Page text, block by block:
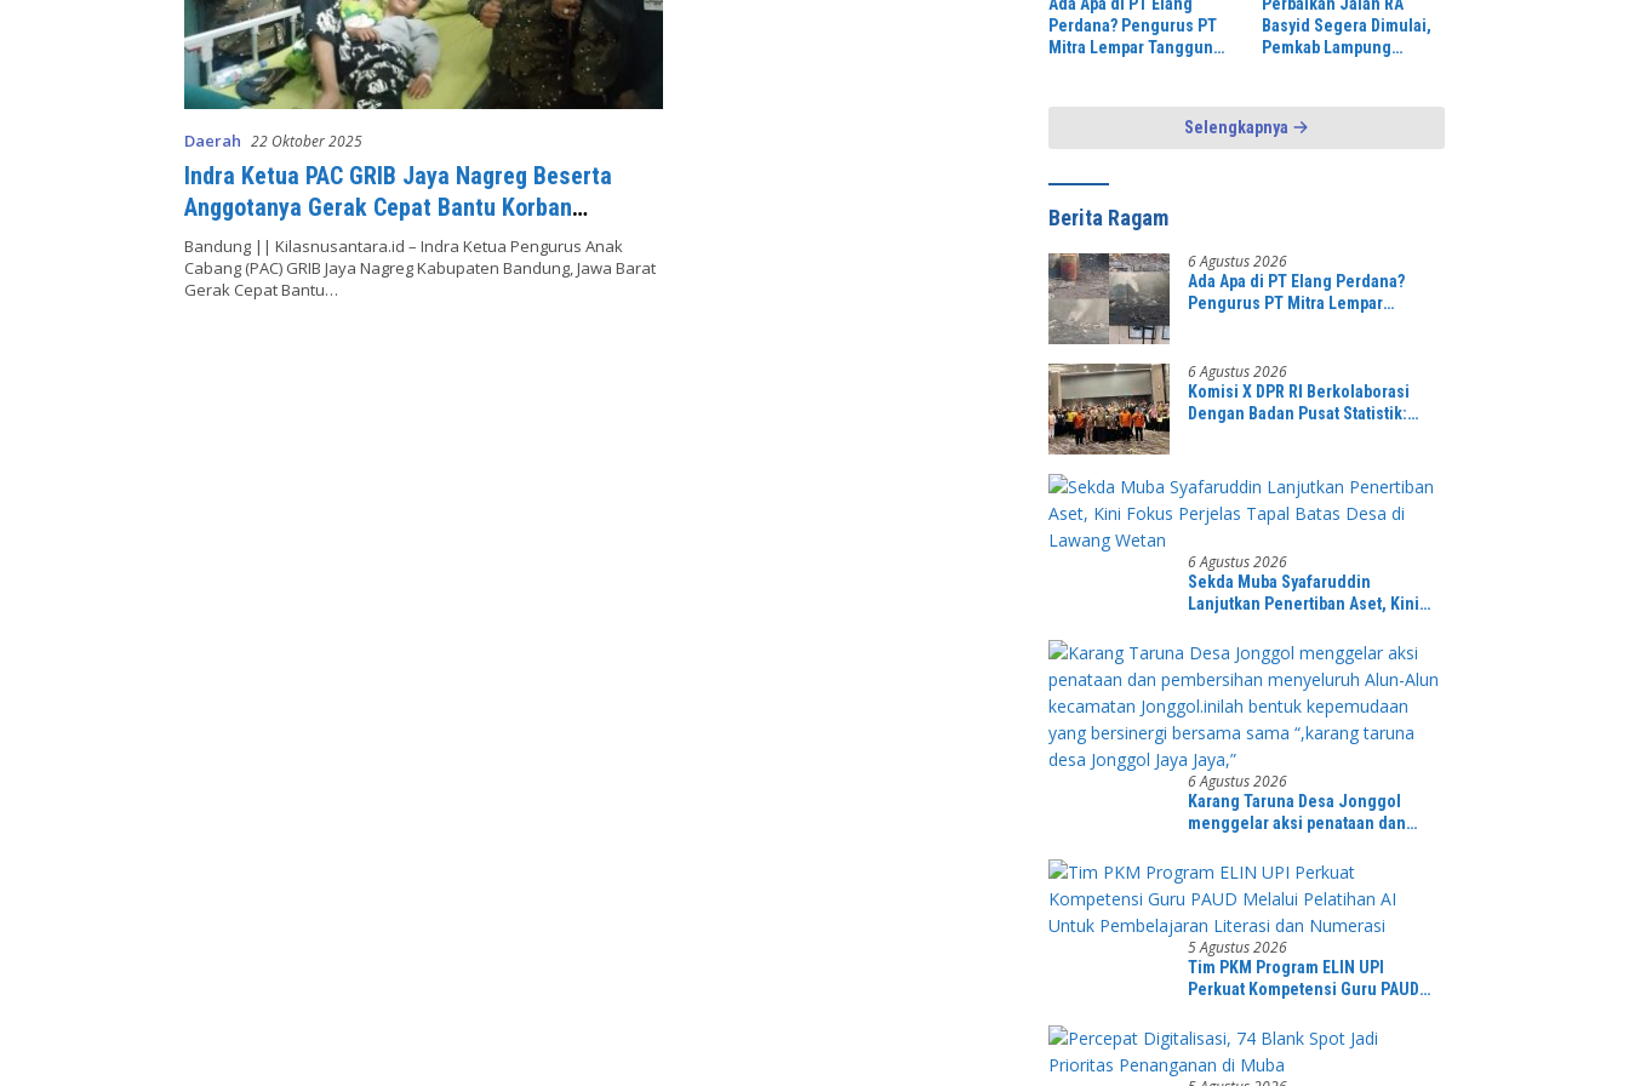
Daerah 22 Oktober 2025
Indra Ketua PAC GRIB Jaya Nagreg Beserta
Anggotanya Gerak Cepat Bantu Korban
Kecelakaan di Lingkar Nagreg
Bandung || Kilasnusantara.id – Indra Ketua Pengurus Anak
Cabang (PAC) GRIB Jaya Nagreg Kabupaten Bandung, Jawa Barat
Gerak Cepat Bantu…
Perdana? Pengurus PT
Mitra Lempar Tanggung
Diduga Alergi Wartawan
Basyid Segera Dimulai,
Pemkab Lampung
Aman dan Nyaman
Selengkapnya
Berita Ragam
6 Agustus 2026
Ada Apa di PT Elang Perdana?
Pengurus PT Mitra Lempar
Wartawan
6 Agustus 2026
Komisi X DPR RI Berkolaborasi
Dengan Badan Pusat Statistik:
2045
6 Agustus 2026
Sekda Muba Syafaruddin
Lanjutkan Penertiban Aset, Kini
Lawang Wetan
6 Agustus 2026
Karang Taruna Desa Jonggol
menggelar aksi penataan dan
Alun kecamatan Jonggol.inilah
bentuk kepemudaan yang
bersinergi bersama sama “,karang
taruna desa Jonggol Jaya Jaya,”
5 Agustus 2026
Tim PKM Program ELIN UPI
Perkuat Kompetensi Guru PAUD
Pembelajaran Literasi dan
Numerasi